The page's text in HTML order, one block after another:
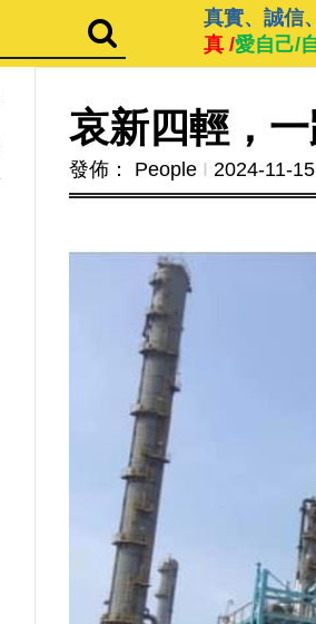
真實、誠信
真 /愛自己/
哀新四輕，
發佈： People Ι 2024-11-15